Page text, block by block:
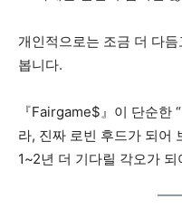
개인적으로는 조금 더 다
봅니다.
『Fairgame$』이 단순한
라, 진짜 로빈 후드가 되어
1~2년 더 기다릴 각오가 되